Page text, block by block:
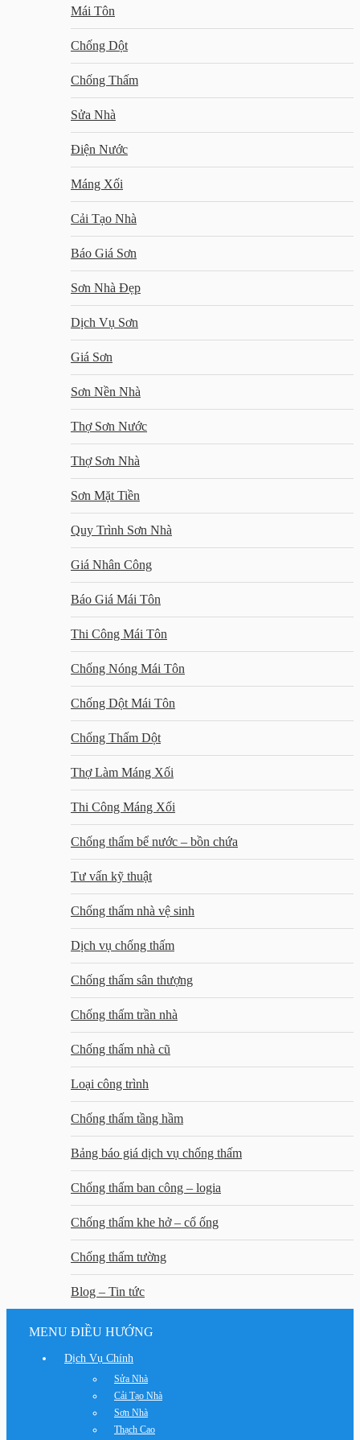
Mái Tôn
Chống Dột
Chống Thấm
Sửa Nhà
Điện Nước
Máng Xối
Cải Tạo Nhà
Báo Giá Sơn
Sơn Nhà Đẹp
Dịch Vụ Sơn
Giá Sơn
Sơn Nền Nhà
Thợ Sơn Nước
Thợ Sơn Nhà
Sơn Mặt Tiền
Quy Trình Sơn Nhà
Giá Nhân Công
Báo Giá Mái Tôn
Thi Công Mái Tôn
Chống Nóng Mái Tôn
Chống Dột Mái Tôn
Chống Thấm Dột
Thợ Làm Máng Xối
Thi Công Máng Xối
Chống thấm bể nước – bồn chứa
Tư vấn kỹ thuật
Chống thấm nhà vệ sinh
Dịch vụ chống thấm
Chống thấm sân thượng
Chống thấm trần nhà
Chống thấm nhà cũ
Loại công trình
Chống thấm tầng hầm
Bảng báo giá dịch vụ chống thấm
Chống thấm ban công – logia
Chống thấm khe hở – cổ ống
Chống thấm tường
Blog – Tin tức
MENU ĐIỀU HƯỚNG
Dịch Vụ Chính
Sửa Nhà
Cải Tạo Nhà
Sơn Nhà
Thạch Cao